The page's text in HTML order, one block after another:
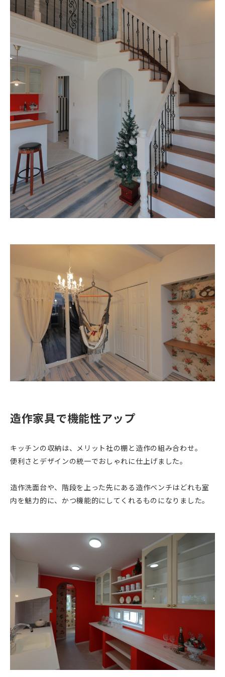
造作家具で機能性アップ
キッチンの収納は、メリット社の棚と造作の組み合わせ。
便利さとデザインの統一でおしゃれに仕上げました。
造作洗面台や、階段を上った先にある造作ベンチはどれも室
内を魅力的に、かつ機能的にしてくれるものになりました。